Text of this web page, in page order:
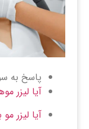
پاسخ به
آیا لیزر
آیا لیزر